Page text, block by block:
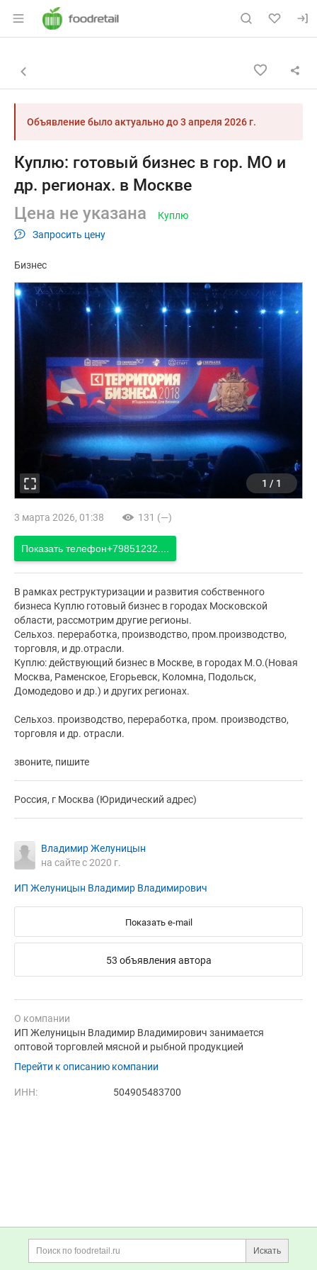
Раздел навигации по сайту
Объявление: Куплю: готовый
Навигация и управление объявлением
Назад к списку объявлений
Объявление было актуально до3 апреля 2026 г.
Куплю: готовый бизнес в гор. МО и
др. регионах. в Москве
Цена не указана
Запросить цену
Куплю
Бизнес
1 / 1
3 марта 2026, 01:38 131 (—)
Показать телефон+79851232....
В рамках реструктуризации и развития собственного
бизнеса Куплю готовый бизнес в городах Московской
области, рассмотрим другие регионы.
Сельхоз. переработка, производство, пром.производство,
торговля, и др.отрасли.
Куплю: действующий бизнес в Москве, в городах М.О.(Новая
Москва, Раменское, Егорьевск, Коломна, Подольск,
Домодедово и др.) и других регионах.
Сельхоз. производство, переработка, пром. производство,
торговля и др. отрасли.
звоните, пишите
Россия, г Москва (Юридический адрес)
Владимир Желуницын
на сайте с 2020 г.
ИП Желуницын Владимир Владимирович
Показать e-mail
53 объявления автора
О компании
ИП Желуницын Владимир Владимирович занимается
оптовой торговлей мясной и рыбной продукцией
Перейти к описанию компании
ИНН: 504905483700
Дополнительная информация
Поиск по сайту и
Искать